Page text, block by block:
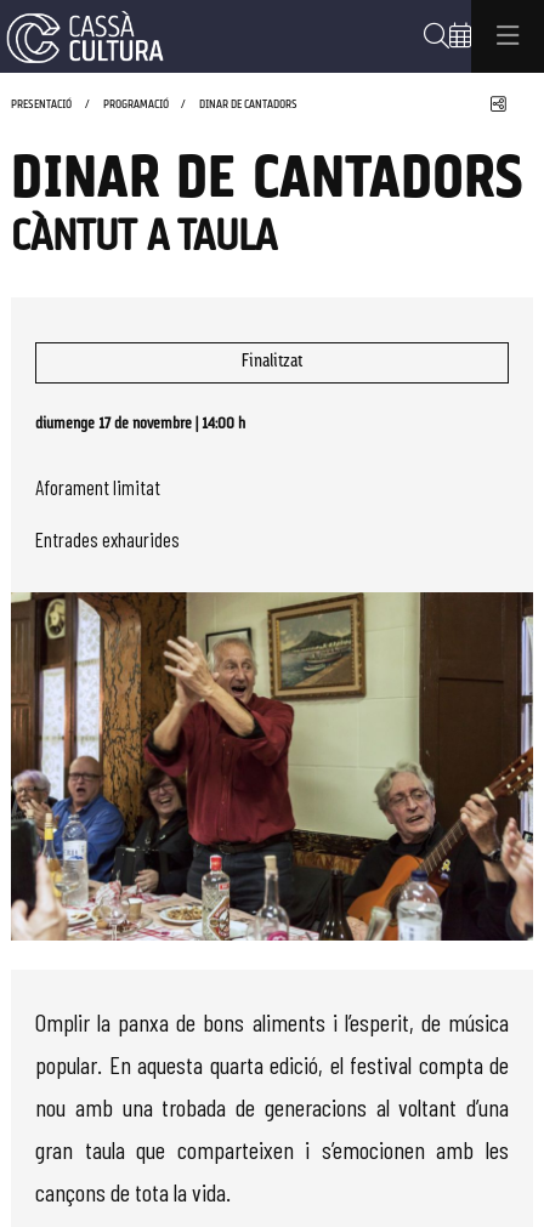
PRESENTACIÓ PROGRAMACIÓ DINAR DE CANTADORS
DINAR DE CANTADORS
CÀNTUT A TAULA
Finalitzat
diumenge 17 de novembre 14:00 h
Aforament limitat
Entrades exhaurides
Omplir la panxa de bons aliments i l’esperit, de música
popular. En aquesta quarta edició, el festival compta de
nou amb una trobada de generacions al voltant d’una
gran taula que comparteixen i s’emocionen amb les
cançons de tota la vida.